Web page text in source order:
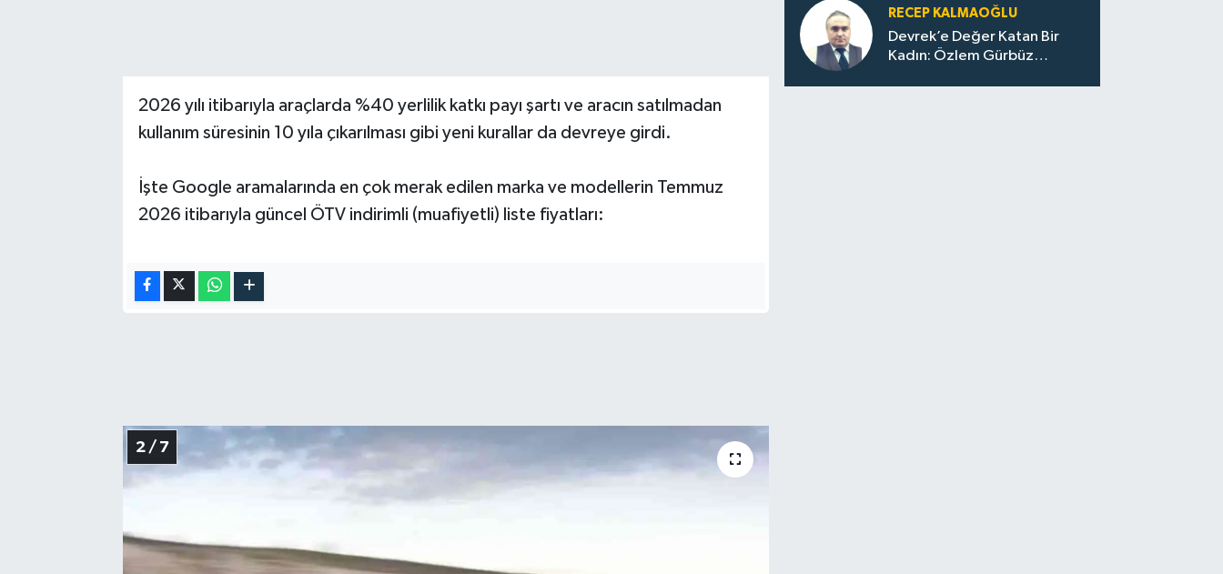
2026 yılı itibarıyla araçlarda %40 yerlilik katkı payı şartı ve aracın satılmadan
kullanım süresinin 10 yıla çıkarılması gibi yeni kurallar da devreye girdi.
İşte Google aramalarında en çok merak edilen marka ve modellerin Temmuz
2026 itibarıyla güncel ÖTV indirimli (muafiyetli) liste fiyatları:
2 / 7
RECEP KALMAOĞLU
Devrek’e Değer Katan Bir
Kadın: Özlem Gürbüz